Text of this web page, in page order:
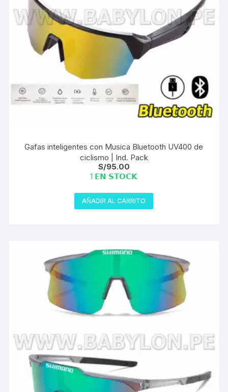
Gafas inteligentes con Musica Bluetooth UV400 de
ciclismo | Ind. Pack
S/95.00
1 𝗘𝗡 𝗦𝗧𝗢𝗖𝗞
AÑADIR AL CARRITO